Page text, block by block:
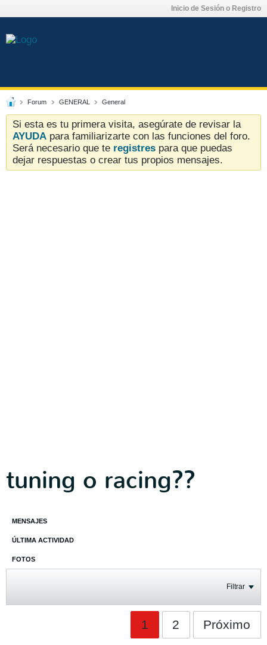
Inicio de Sesión o Registro
Forum GENERAL General
Si esta es tu primera visita, asegúrate de revisar la
AYUDA para familiarizarte con las funciones del foro.
Será necesario que te registres para que puedas
dejar respuestas o crear tus propios mensajes.
tuning o racing??
MENSAJES
ÚLTIMA ACTIVIDAD
FOTOS
Filtrar
1 2 Próximo